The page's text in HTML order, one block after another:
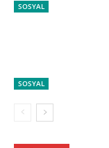
SOSYAL
SOSYAL